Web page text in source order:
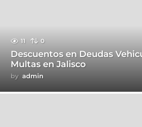
11 0
Descuentos en Deudas
Multas en Jalisco
by admin